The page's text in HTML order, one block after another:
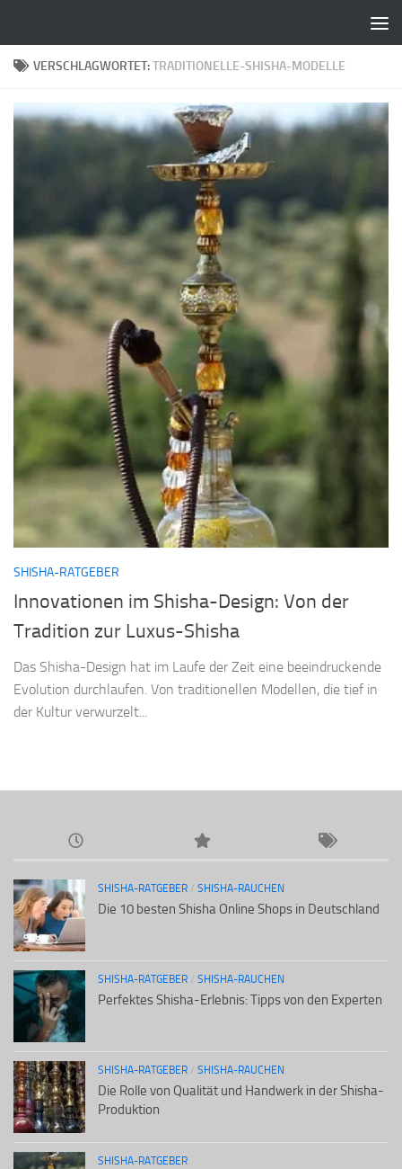
VERSCHLAGWORTET:TRADITIONELLE-SHISHA-MODELLE
SHISHA-RATGEBER
Innovationen im Shisha-Design: Von der
Tradition zur Luxus-Shisha
Das Shisha-Design hat im Laufe der Zeit eine beeindruckende
Evolution durchlaufen. Von traditionellen Modellen, die tief in
der Kultur verwurzelt...
SHISHA-RATGEBER / SHISHA-RAUCHEN
Die 10 besten Shisha Online Shops in Deutschland
SHISHA-RATGEBER / SHISHA-RAUCHEN
Perfektes Shisha-Erlebnis: Tipps von den Experten
SHISHA-RATGEBER / SHISHA-RAUCHEN
Die Rolle von Qualität und Handwerk in der Shisha-
Produktion
SHISHA-RATGEBER